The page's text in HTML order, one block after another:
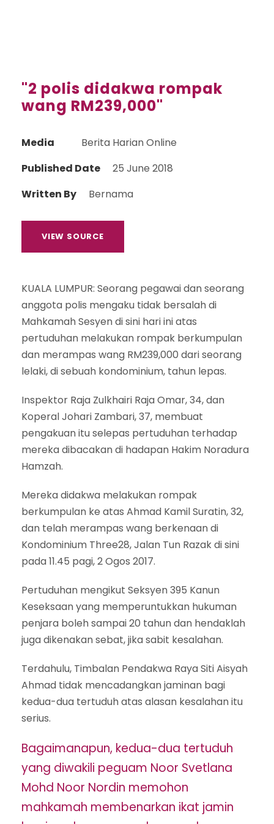
"2 polis didakwa rompak
wang RM239,000"
Media
Berita Harian Online
Published Date
25 June 2018
Written By
Bernama
VIEW SOURCE
KUALA LUMPUR: Seorang pegawai dan seorang
anggota polis mengaku tidak bersalah di
Mahkamah Sesyen di sini hari ini atas
pertuduhan melakukan rompak berkumpulan
dan merampas wang RM239,000 dari seorang
lelaki, di sebuah kondominium, tahun lepas.
Inspektor Raja Zulkhairi Raja Omar, 34, dan
Koperal Johari Zambari, 37, membuat
pengakuan itu selepas pertuduhan terhadap
mereka dibacakan di hadapan Hakim Noradura
Hamzah.
Mereka didakwa melakukan rompak
berkumpulan ke atas Ahmad Kamil Suratin, 32,
dan telah merampas wang berkenaan di
Kondominium Three28, Jalan Tun Razak di sini
pada 11.45 pagi, 2 Ogos 2017.
Pertuduhan mengikut Seksyen 395 Kanun
Keseksaan yang memperuntukkan hukuman
penjara boleh sampai 20 tahun dan hendaklah
juga dikenakan sebat, jika sabit kesalahan.
Terdahulu, Timbalan Pendakwa Raya Siti Aisyah
Ahmad tidak mencadangkan jaminan bagi
kedua-dua tertuduh atas alasan kesalahan itu
serius.
Bagaimanapun, kedua-dua tertuduh
yang diwakili peguam Noor Svetlana
Mohd Noor Nordin memohon
mahkamah membenarkan ikat jamin